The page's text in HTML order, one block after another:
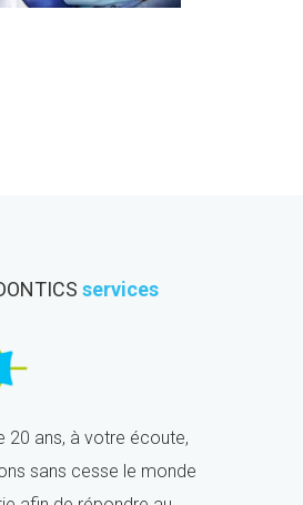
services
20 ans, à votre écoute,
sans cesse le monde